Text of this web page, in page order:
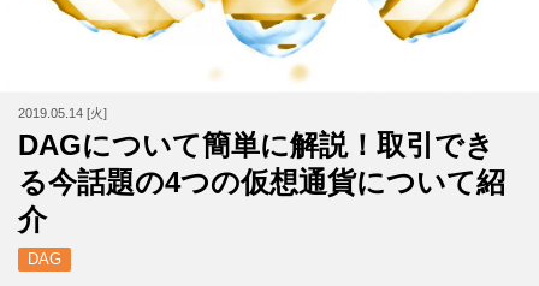
2019.05.14 [火]
DAGについて簡単に解説！取引でき
る今話題の4つの仮想通貨について紹
介
DAG